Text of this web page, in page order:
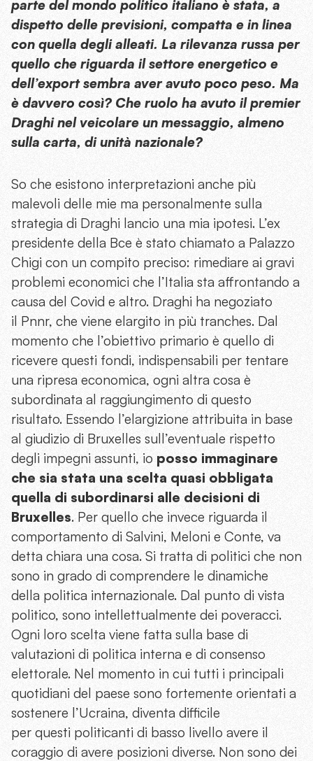
parte del mondo politico italiano è stata, a
dispetto delle previsioni, compatta e in linea
con quella degli alleati. La rilevanza russa per
quello che riguarda il settore energetico e
dell’export sembra aver avuto poco peso. Ma
è davvero così? Che ruolo ha avuto il premier
Draghi nel veicolare un messaggio, almeno
sulla carta, di unità nazionale?
So che esistono interpretazioni anche più
malevoli delle mie ma personalmente sulla
strategia di Draghi lancio una mia ipotesi. L’ex
presidente della Bce è stato chiamato a Palazzo
Chigi con un compito preciso: rimediare ai gravi
problemi economici che l’Italia sta affrontando a
causa del Covid e altro. Draghi ha negoziato
il Pnnr, che viene elargito in più tranches. Dal
momento che l’obiettivo primario è quello di
ricevere questi fondi, indispensabili per tentare
una ripresa economica, ogni altra cosa è
subordinata al raggiungimento di questo
risultato. Essendo l’elargizione attribuita in base
al giudizio di Bruxelles sull’eventuale rispetto
degli impegni assunti, io posso immaginare
che sia stata una scelta quasi obbligata
quella di subordinarsi alle decisioni di
Bruxelles. Per quello che invece riguarda il
comportamento di Salvini, Meloni e Conte, va
detta chiara una cosa. Si tratta di politici che non
sono in grado di comprendere le dinamiche
della politica internazionale. Dal punto di vista
politico, sono intellettualmente dei poveracci.
Ogni loro scelta viene fatta sulla base di
valutazioni di politica interna e di consenso
elettorale. Nel momento in cui tutti i principali
quotidiani del paese sono fortemente orientati a
sostenere l’Ucraina, diventa difficile
per questi politicanti di basso livello avere il
coraggio di avere posizioni diverse. Non sono dei